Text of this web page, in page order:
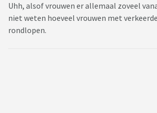
Uhh, alsof vrouwen er allemaal zoveel
niet weten hoeveel vrouwen met
rondlopen.